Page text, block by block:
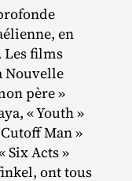
en
films
Nouvelle
père »